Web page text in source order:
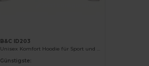
B&C ID203
Unisex Komfort Hoodie für Sport und Freizeit
Günstigste: